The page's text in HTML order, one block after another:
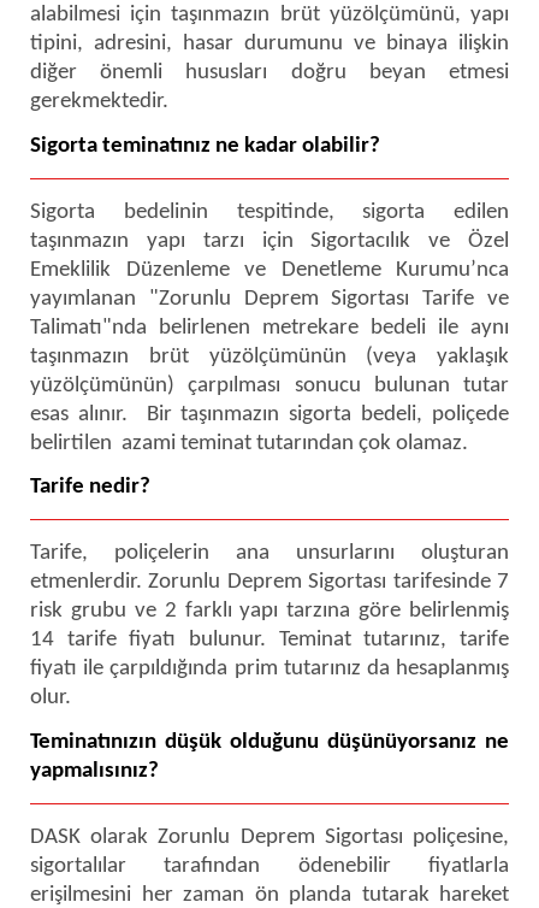
alabilmesi için taşınmazın brüt yüzölçümünü, yapı
tipini, adresini, hasar durumunu ve binaya ilişkin
diğer önemli hususları doğru beyan etmesi
gerekmektedir.
Sigorta teminatınız ne kadar olabilir?
Sigorta bedelinin tespitinde, sigorta edilen
taşınmazın yapı tarzı için Sigortacılık ve Özel
Emeklilik Düzenleme ve Denetleme Kurumu’nca
yayımlanan "Zorunlu Deprem Sigortası Tarife ve
Talimatı"nda belirlenen metrekare bedeli ile aynı
taşınmazın brüt yüzölçümünün (veya yaklaşık
yüzölçümünün) çarpılması sonucu bulunan tutar
esas alınır. Bir taşınmazın sigorta bedeli, poliçede
belirtilen azami teminat tutarından çok olamaz.
Tarife nedir?
Tarife, poliçelerin ana unsurlarını oluşturan
etmenlerdir. Zorunlu Deprem Sigortası tarifesinde 7
risk grubu ve 2 farklı yapı tarzına göre belirlenmiş
14 tarife fiyatı bulunur. Teminat tutarınız, tarife
fiyatı ile çarpıldığında prim tutarınız da hesaplanmış
olur.
Teminatınızın düşük olduğunu düşünüyorsanız ne
yapmalısınız?
DASK olarak Zorunlu Deprem Sigortası poliçesine,
sigortalılar tarafından ödenebilir fiyatlarla
erişilmesini her zaman ön planda tutarak hareket